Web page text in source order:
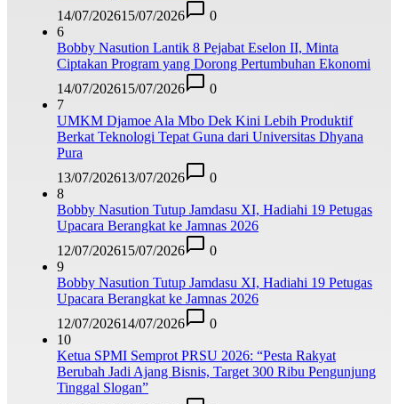
14/07/202615/07/2026
0
6
Bobby Nasution Lantik 8 Pejabat Eselon II, Minta
Ciptakan Program yang Dorong Pertumbuhan Ekonomi
14/07/202615/07/2026
0
7
UMKM Djamoe Ala Mbo Dek Kini Lebih Produktif
Berkat Teknologi Tepat Guna dari Universitas Dhyana
Pura
13/07/202613/07/2026
0
8
Bobby Nasution Tutup Jamdasu XI, Hadiahi 19 Petugas
Upacara Berangkat ke Jamnas 2026
12/07/202615/07/2026
0
9
Bobby Nasution Tutup Jamdasu XI, Hadiahi 19 Petugas
Upacara Berangkat ke Jamnas 2026
12/07/202614/07/2026
0
10
Ketua SPMI Semprot PRSU 2026: “Pesta Rakyat
Berubah Jadi Ajang Bisnis, Target 300 Ribu Pengunjung
Tinggal Slogan”